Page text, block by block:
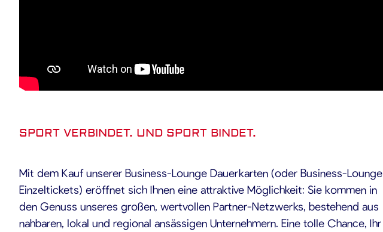
SPORT VERBINDET. UND SPORT BINDET.
Mit dem Kauf unserer Business-Lounge Dauerkarten (oder Business-Lounge
Einzeltickets) eröffnet sich Ihnen eine attraktive Möglichkeit: Sie kommen in
den Genuss unseres großen, wertvollen Partner-Netzwerks, bestehend aus
nahbaren, lokal und regional ansässigen Unternehmern. Eine tolle Chance, Ihr